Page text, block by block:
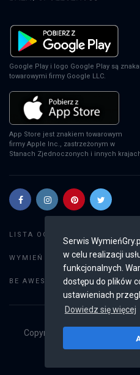
Serwis
w celu realizacji
funkcjonalnych.
dostępu do plików
ustawieniach
Dowiedz się więcej
Google Play i logo Google Play są
towarowymi firmy Google LLC.
App Store jest znakiem towarowym
firmy Apple Inc., zastrzeżonym w
Stanach Zjednoczonych i innych
LISTA OGŁOSZEŃ:
WYMIEŃ GRY: Dodaj
BE AWESOME: Weryfikacja
Copyright © 2019 - 2026